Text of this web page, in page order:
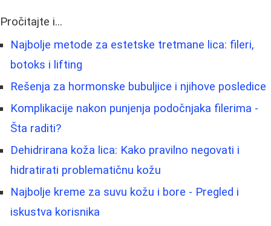
Pročitajte i...
Najbolje metode za estetske tretmane lica: fileri,
botoks i lifting
Rešenja za hormonske bubuljice i njihove posledice
Komplikacije nakon punjenja podočnjaka filerima -
Šta raditi?
Dehidrirana koža lica: Kako pravilno negovati i
hidratirati problematičnu kožu
Najbolje kreme za suvu kožu i bore - Pregled i
iskustva korisnika